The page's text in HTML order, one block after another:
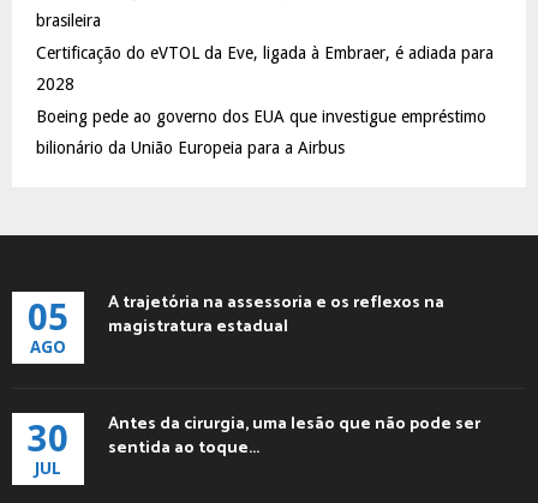
brasileira
Certificação do eVTOL da Eve, ligada à Embraer, é adiada para
2028
Boeing pede ao governo dos EUA que investigue empréstimo
bilionário da União Europeia para a Airbus
05
AGO
A trajetória na assessoria e os reflexos na
magistratura estadual
30
JUL
Antes da cirurgia, uma lesão que não pode ser
sentida ao toque...